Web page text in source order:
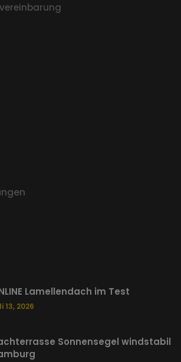
Lamellendach im Test
13, 2026
Sonnensegel windstabil